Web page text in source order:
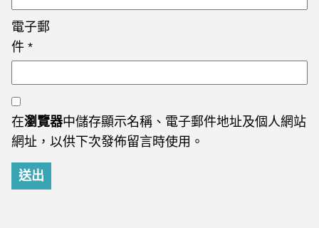
電子郵
件 *
在瀏覽器中儲存顯示名稱、電子郵件地址及個人網站
網址，以供下次發佈留言時使用。